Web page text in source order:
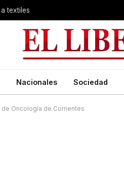
textiles
Nacionales Sociedad
Oncología de Corrientes